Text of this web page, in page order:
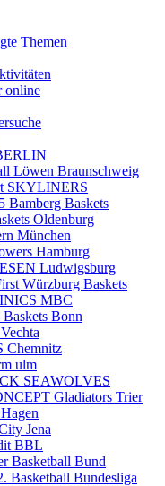
Themen
online
Löwen Braunschweig
SKYLINERS
Bamberg Baskets
Oldenburg
München
Hamburg
Ludwigsburg
Würzburg Baskets
MBC
Bonn
Chemnitz
ulm
SEAWOLVES
Gladiators Trier
Jena
BBL
Basketball Bund
Basketball Bundesliga